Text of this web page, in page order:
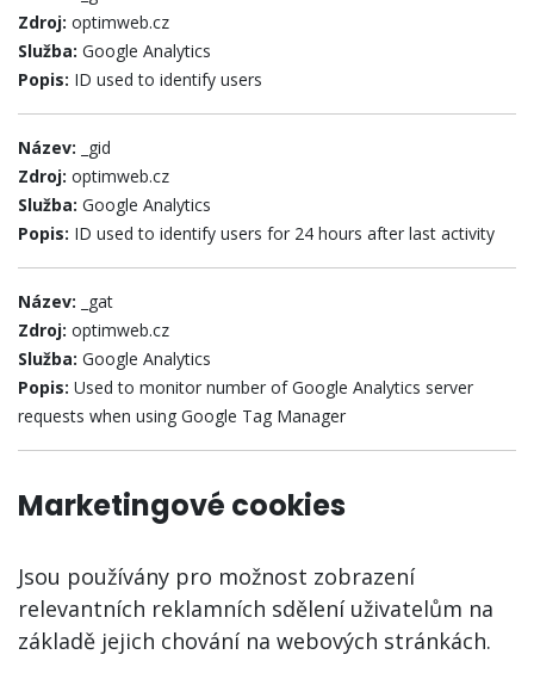
Zdroj: optimweb.cz
Služba: Google Analytics
Popis: ID used to identify users
Název: _gid
Zdroj: optimweb.cz
Služba: Google Analytics
Popis: ID used to identify users for 24 hours after last activity
Název: _gat
Zdroj: optimweb.cz
Služba: Google Analytics
Popis: Used to monitor number of Google Analytics server
requests when using Google Tag Manager
Marketingové cookies
Jsou používány pro možnost zobrazení
relevantních reklamních sdělení uživatelům na
základě jejich chování na webových stránkách.